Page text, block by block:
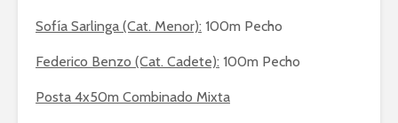
Sofía Sarlinga (Cat. Menor): 100m Pecho
Federico Benzo (Cat. Cadete): 100m Pecho
Posta 4x50m Combinado Mixta